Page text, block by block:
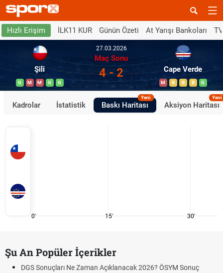
Hızlı Erişim İLK11 KUR Günün Özeti At Yarışı Bankoları
Şili
G M M G G
27.03.2026
Maç Sonu
4 - 2 Cape Verde
M B B B G
Kadrolar İstatistik Baskı Haritası
Yeni
Aksiyon Haritası
Yeni
0' 15' 30'
Şu An Popüler İçerikler
DGS Sonuçları Ne Zaman Açıklanacak 2026? ÖSYM Sonuç